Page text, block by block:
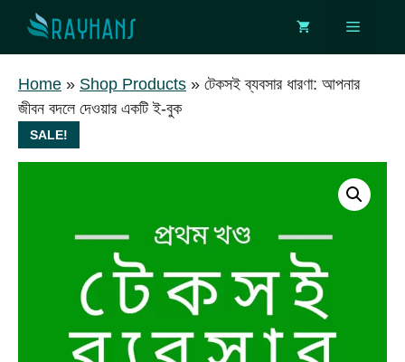
content
Menu
Home » Shop Products » টেকসই ব্যবসার ধারণা: আপনার
জীবন বদলে দেওয়ার একটি ই-বুক
SALE!